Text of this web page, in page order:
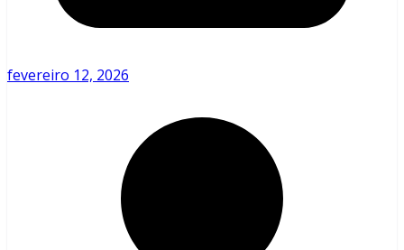
fevereiro 12, 2026